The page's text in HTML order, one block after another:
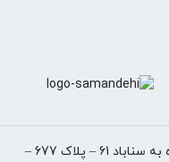
مشهد –انتهای خیابان سناباد – نرسیده به سناباد 61 – پلاک 677 –